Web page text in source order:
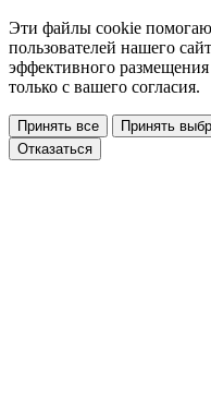
Эти файлы cookie
пользователей нашего
эффективного
только с вашего согласия.
Принять все
Принять
Отказаться